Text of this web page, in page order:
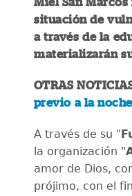
Miel San
situación de
a través de la
materializarán
OTRAS
previo a la
A través de su "
la organización "
amor de Dios,
prójimo, con el